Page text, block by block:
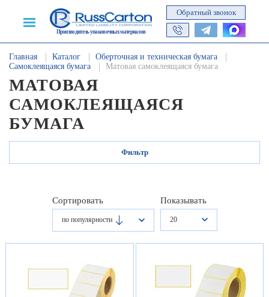
Производитель упаковочных материалов
Обратный звонок
Главная Каталог
Оберточная и техническая бумага
Самоклеящаяся бумага
Матовая самоклеящаяся бумага
МАТОВАЯ
САМОКЛЕЯЩАЯСЯ
БУМАГА
Фильтр
Сортировать
по популярности
Показывать
20